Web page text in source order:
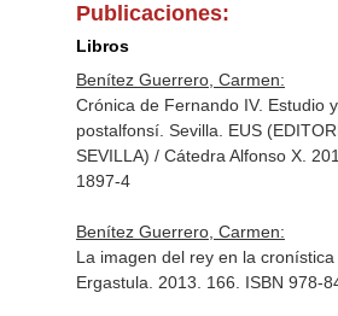
Publicaciones:
Libros
Benítez Guerrero, Carmen:
Crónica de Fernando IV. Estudio
postalfonsí. Sevilla. EUS
SEVILLA) / Cátedra Alfonso X.
1897-4
Benítez Guerrero, Carmen:
La imagen del rey en la
Ergastula. 2013. 166. ISBN 978-